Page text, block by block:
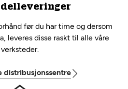
delleveringer
før du har time og dersom
leveres disse raskt til alle våre
verksteder.
distribusjonssentre